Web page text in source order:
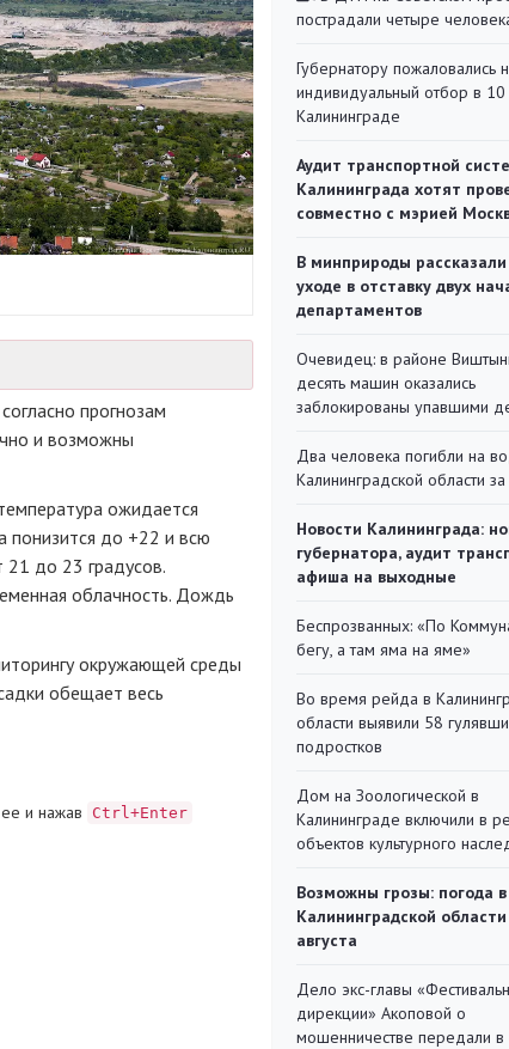
прогнозам
и возможны
ожидается
понизится до +22 и всю
21 до 23 градусов.
облачность. Дождь
окружающей среды
обещает весь
и нажав Ctrl+Enter
пострадали четыре
Губернатору пожаловались
индивидуальный отбор в 10
Калининграде
Аудит транспортной
Калининграда хотят
совместно с мэрией
В минприроды
уходе в отставку двух
департаментов
Очевидец: в районе
десять машин оказались
заблокированы упавшими
Два человека погибли на
Калининградской области
Новости Калининграда:
губернатора, аудит
афиша на выходные
Беспрозванных: «По
бегу, а там яма на яме»
Во время рейда в
области выявили 58
подростков
Дом на Зоологической в
Калининграде включили в
объектов культурного
Возможны грозы: погода в
Калининградской
августа
Дело экс-главы
дирекции» Акоповой о
мошенничестве передали в